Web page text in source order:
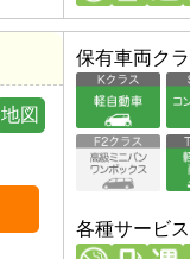
地図
保有車両ク
各種サービス